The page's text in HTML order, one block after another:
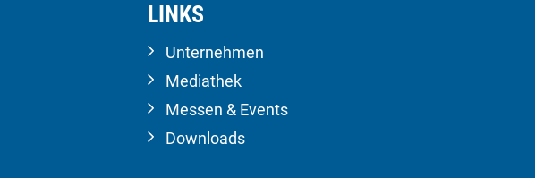
LINKS
Unternehmen
Mediathek
Messen & Events
Downloads